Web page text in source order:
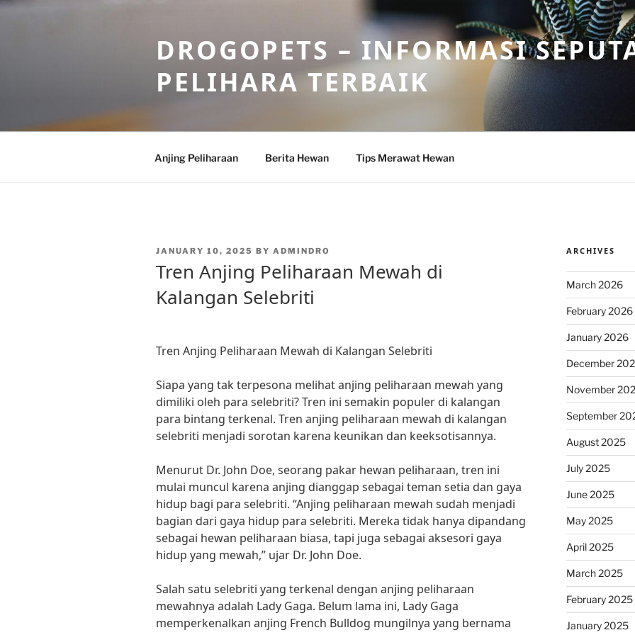
Skip
DROGOPETS – INFORMASI
PELIHARA TERBAIK
Anjing Peliharaan Berita Hewan Tips Merawat Hewan
POSTED
JANUARY 10, 2025 BY ADMINDRO
Tren Anjing Peliharaan Mewah di
Kalangan Selebriti
Tren Anjing Peliharaan Mewah di Kalangan Selebriti
Siapa yang tak terpesona melihat anjing peliharaan mewah yang
dimiliki oleh para selebriti? Tren ini semakin populer di kalangan
para bintang terkenal. Tren anjing peliharaan mewah di kalangan
selebriti menjadi sorotan karena keunikan dan keeksotisannya.
Menurut Dr. John Doe, seorang pakar hewan peliharaan, tren ini
mulai muncul karena anjing dianggap sebagai teman setia dan gaya
hidup bagi para selebriti. “Anjing peliharaan mewah sudah menjadi
bagian dari gaya hidup para selebriti. Mereka tidak hanya dipandang
sebagai hewan peliharaan biasa, tapi juga sebagai aksesori gaya
hidup yang mewah,” ujar Dr. John Doe.
Salah satu selebriti yang terkenal dengan anjing peliharaan
mewahnya adalah Lady Gaga. Belum lama ini, Lady Gaga
memperkenalkan anjing French Bulldog mungilnya yang bernama
ARCHIVES
March 2026
February 2026
January 2026
December
November
September
August 2025
July 2025
June 2025
May 2025
April 2025
March 2025
February 2025
January 2025